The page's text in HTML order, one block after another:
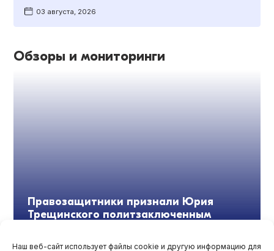
Наш веб-сайт использует файлы cookie и другую информацию для
03 августа, 2026
Обзоры и мониторинги
Правозащитники признали Юрия
Трещинского политзаключенным